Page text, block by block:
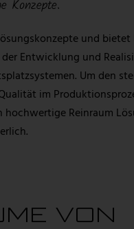
Konzepte.
und
Entwicklung und
Um den
im
Reinraum